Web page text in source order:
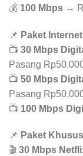
💰 100 Mbps →
📌 Paket
📺 30 Mbps
Pasang
📺 50 Mbps
Pasang
📺 100 Mbps
📌 Paket
🎬 30 Mbps